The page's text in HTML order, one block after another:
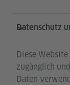
Datenschutz
Diese
zugänglich
Daten